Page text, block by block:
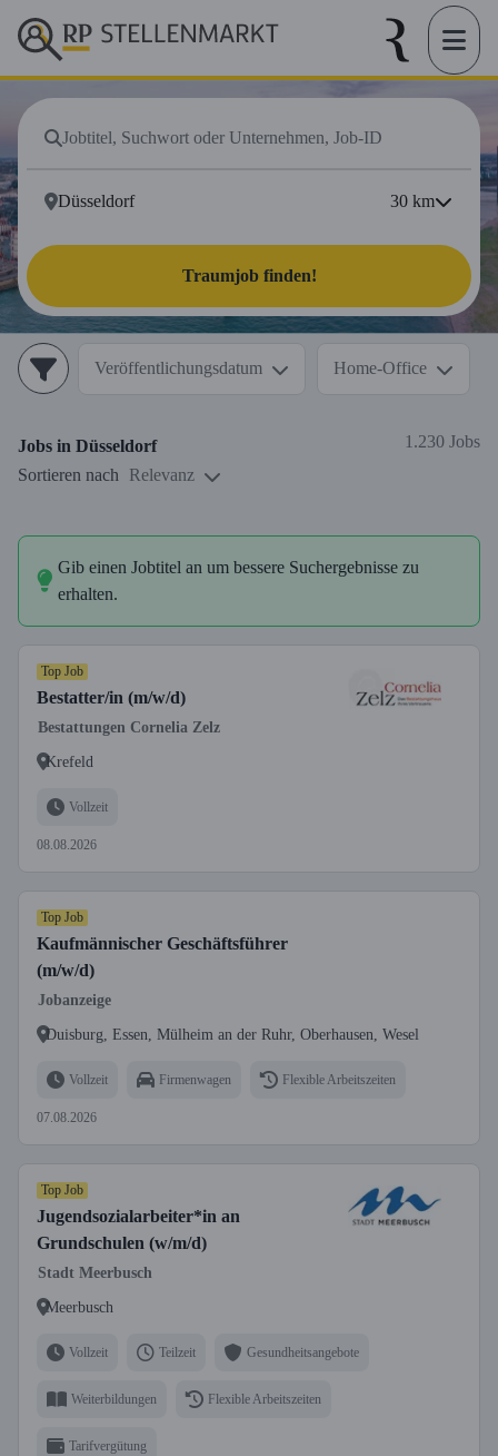
30 km
Traumjob finden!
Veröffentlichungsdatum Home-Office
Jobs in Düsseldorf
1.230 Jobs
Sortieren nach
Relevanz
Gib einen Jobtitel an um bessere Suchergebnisse zu
erhalten.
Top Job
Bestatter/in (m/w/d)
Bestattungen Cornelia Zelz
Krefeld
Vollzeit
08.08.2026
Top Job
Kaufmännischer Geschäftsführer
(m/w/d)
Jobanzeige
Duisburg, Essen, Mülheim an der Ruhr, Oberhausen, Wesel
Vollzeit Firmenwagen Flexible Arbeitszeiten
07.08.2026
Top Job
Jugendsozialarbeiter*in an
Grundschulen (w/m/d)
Stadt Meerbusch
Meerbusch
Vollzeit Teilzeit Gesundheitsangebote
Weiterbildungen Flexible Arbeitszeiten
Tarifvergütung